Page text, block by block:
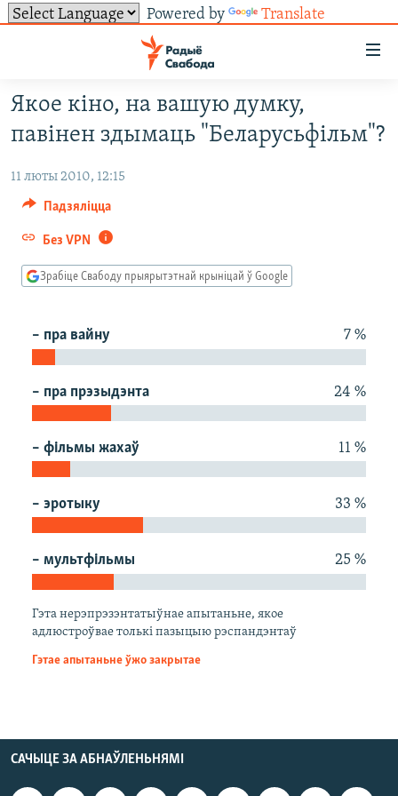
Powered by Translate
ўнівэрсальнага
доступу
Перайсьці
да
галоўнага
Перайсьці
навігацыі
пошуку
ВІДЭА І ФОТА
ЛЮДЗІ
ПАЛІТЫКА
ЭКАНОМІКА
БЕЛАРУСЫ НА ВАЙНЕ
КУЛЬТУРА
КАЛЯНДАР
ТОЛЬКІ НА СВАБОДЗЕ
ТЭСТЫ
БЛОГІ
ГІСТОРЫЯ НА СВАБОДЗЕ
ПАДКАСТЫ
АЎДЫЁКНІГІ
МОВА
НА ХВАЛЯХ СВАБОДЫ
СУВЯЗЬ
АБЫСЬЦІ БЛЯКАВАНЬНЕ
ПАДЗЯЛІЦЦА ІНФАРМАЦЫЯЙ
ПАДПІСАЦЦА
RSS
ПАДКАСТЫ
TWITTER
Якое кіно, на вашую думку,
павінен здымаць "Беларусьфільм"?
11 люты 2010, 12:15
Падзяліцца
Без VPN
Зрабіце Свабоду прыярытэтнай крыніцай ў Google
– пра вайну 7 %
– пра прэзыдэнта 24 %
– фільмы жахаў 11 %
– эротыку 33 %
– мультфільмы 25 %
Гэта нерэпрэзэнтатыўнае апытаньне, якое
адлюстроўвае толькі пазыцыю рэспандэнтаў
Гэтае апытаньне ўжо закрытае
САЧЫЦЕ ЗА АБНАЎЛЕНЬНЯМІ